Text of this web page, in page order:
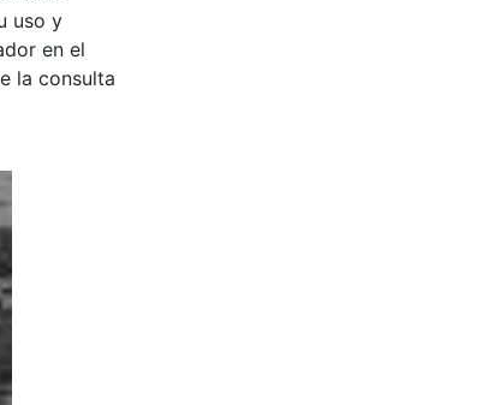
uso y
en el
la consulta